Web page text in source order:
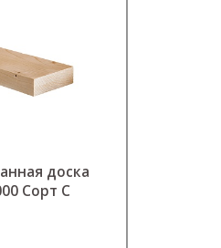
доска
Сорт С